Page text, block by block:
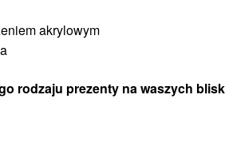
akrylowym
rodzaju prezenty na waszych